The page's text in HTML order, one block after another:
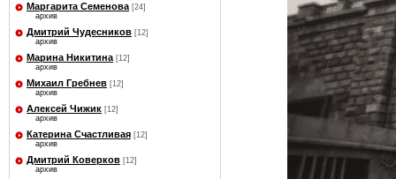
Маргарита Семенова [24]
архив
Дмитрий Чудесников [12]
архив
Марина Никитина [12]
архив
Михаил Гребнев [12]
архив
Алексей Чижик [12]
архив
Катерина Счастливая [12]
архив
Дмитрий Коверков [12]
архив